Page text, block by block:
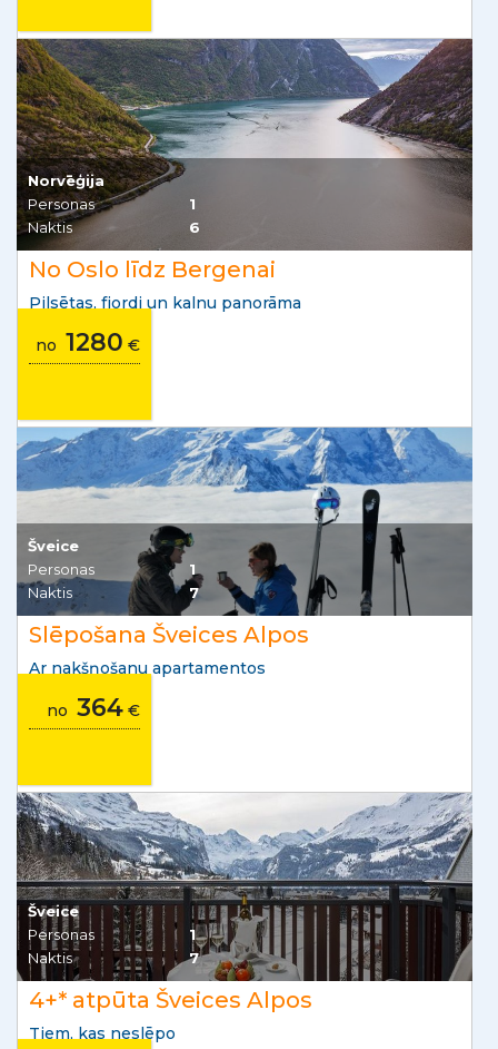
Norvēģija
Personas
1
Naktis
6
No Oslo līdz Bergenai
Pilsētas, fjordi un kalnu panorāma
no 1280 €
Šveice
Personas
1
Naktis
7
Slēpošana Šveices Alpos
Ar nakšņošanu apartamentos
no 364 €
Šveice
Personas
1
Naktis
7
4+* atpūta Šveices Alpos
Tiem, kas neslēpo